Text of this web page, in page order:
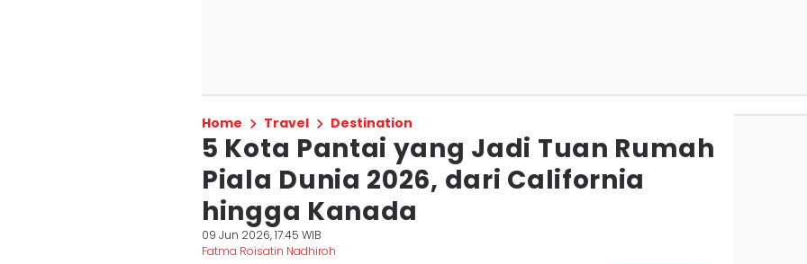
Home Travel Destination
5 Kota Pantai yang Jadi Tuan Rumah
Piala Dunia 2026, dari California
hingga Kanada
09 Jun 2026, 17:45 WIB
Fatma Roisatin Nadhiroh